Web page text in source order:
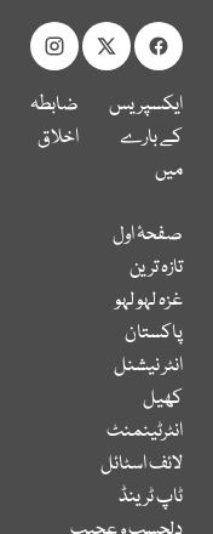
ایکسپریس
کے بارے
میں
ضابطہ
اخلاق
صفحۂ اول
تازہ ترین
غزہ لہو لہو
پاکستان
انٹر نیشنل
کھیل
انٹرٹینمنٹ
لائف اسٹائل
ٹاپ ٹرینڈ